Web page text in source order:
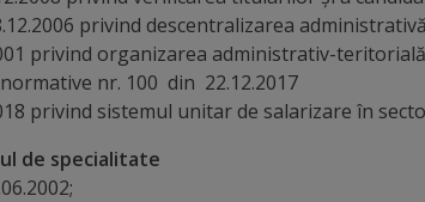
privind descentralizarea
privind organizarea administrativ-
nr. 100 din 22.12.2017
privind sistemul unitar de salarizare în
de specialitate